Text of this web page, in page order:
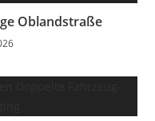
Oblandstraße